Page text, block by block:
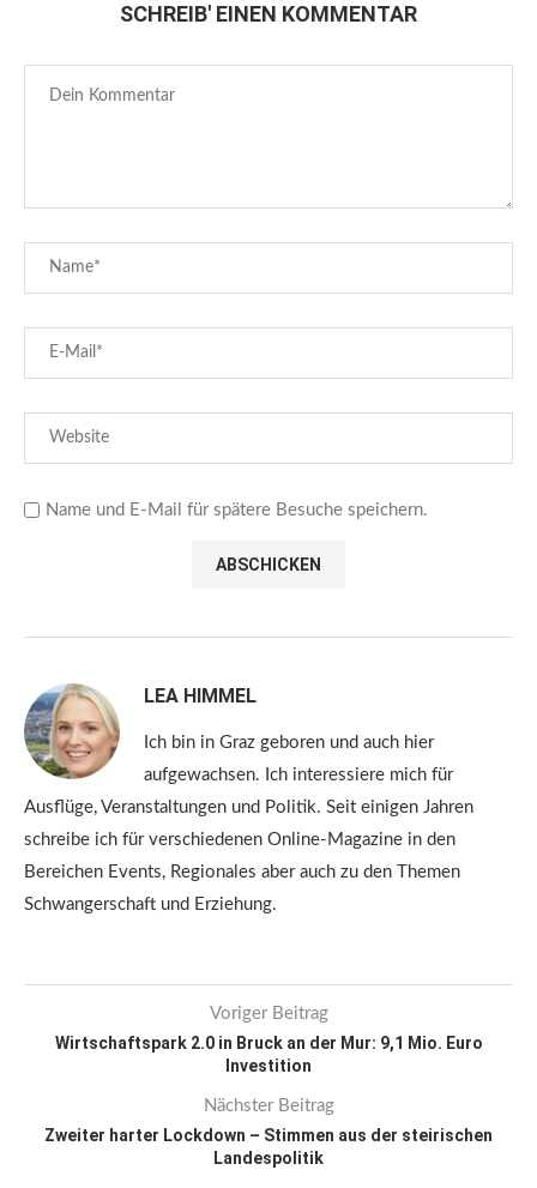
SCHREIB' EINEN KOMMENTAR
Name und E-Mail für spätere Besuche speichern.
LEA HIMMEL
Ich bin in Graz geboren und auch hier
aufgewachsen. Ich interessiere mich für
Ausflüge, Veranstaltungen und Politik. Seit einigen Jahren
schreibe ich für verschiedenen Online-Magazine in den
Bereichen Events, Regionales aber auch zu den Themen
Schwangerschaft und Erziehung.
Voriger Beitrag
Wirtschaftspark 2.0 in Bruck an der Mur: 9,1 Mio. Euro
Investition
Nächster Beitrag
Zweiter harter Lockdown – Stimmen aus der steirischen
Landespolitik